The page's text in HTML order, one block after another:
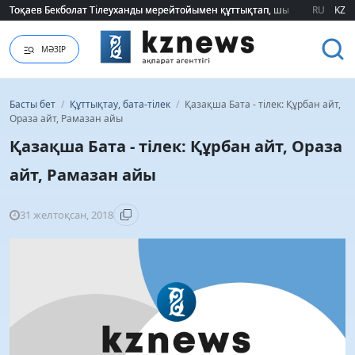
2026 жылғы білім грантын иеленгендердің тізімі жарияланды (ТІЗІМ)
RU KZ
МӘЗІР
Басты бет / Құттықтау, бата-тілек / Қазақша Бата - тілек: Құрбан айт,
Ораза айт, Рамазан айы
Қазақша Бата - тілек: Құрбан айт, Ораза
айт, Рамазан айы
31 желтоқсан, 2018